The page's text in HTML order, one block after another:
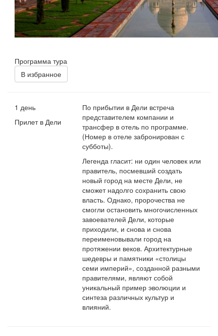
Программа тура
В избранное
1 день
Прилет в Дели
По прибытии в Дели встреча
представителем компании и
трансфер в отель по программе.
(Номер в отеле забронирован с
субботы).
Легенда гласит: ни один человек или
правитель, посмевший создать
новый город на месте Дели, не
сможет надолго сохранить свою
власть. Однако, пророчества не
смогли остановить многочисленных
завоевателей Дели, которые
приходили, и снова и снова
переименовывали город на
протяжении веков. Архитектурные
шедевры и памятники «столицы
семи империй», созданной разными
правителями, являют собой
уникальный пример эволюции и
синтеза различных культур и
влияний.